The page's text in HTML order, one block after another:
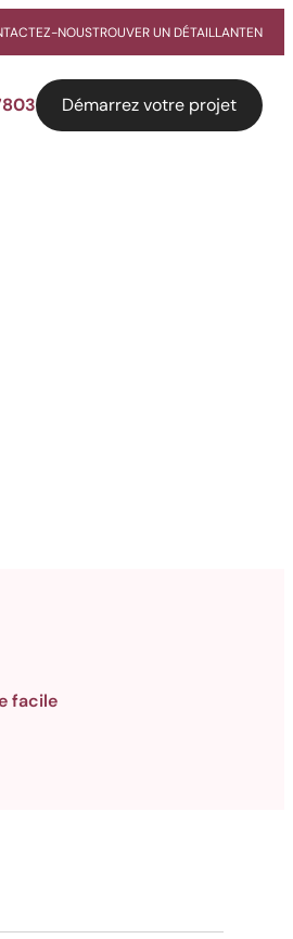
NOUSTROUVER UN DÉTAILLANTEN
Démarrez votre projet
facile